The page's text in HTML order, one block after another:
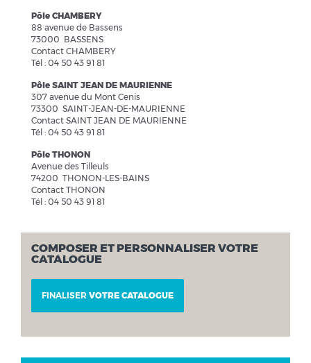
Pôle CHAMBERY
88 avenue de Bassens
73000 BASSENS
Contact CHAMBERY
Tél : 04 50 43 91 81
Pôle SAINT JEAN DE MAURIENNE
307 avenue du Mont Cenis
73300 SAINT-JEAN-DE-MAURIENNE
Contact SAINT JEAN DE MAURIENNE
Tél : 04 50 43 91 81
Pôle THONON
Avenue des Tilleuls
74200 THONON-LES-BAINS
Contact THONON
Tél : 04 50 43 91 81
COMPOSER ET PERSONNALISER VOTRE
CATALOGUE
FINALISER VOTRE CATALOGUE